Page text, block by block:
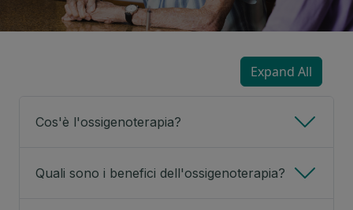
Expand All
Cos'è l'ossigenoterapia?
Quali sono i benefici dell'ossigenoterapia?